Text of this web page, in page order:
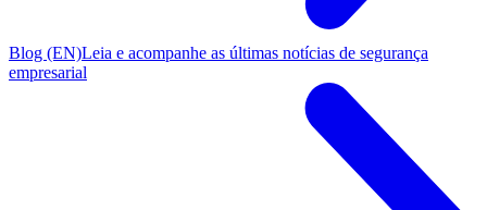
Blog (EN)Leia e acompanhe as últimas notícias de segurança
empresarial